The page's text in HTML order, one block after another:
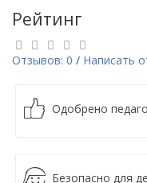
Рейтинг
Отзывов: 0 / Написать
Одобрено
Безопасно для